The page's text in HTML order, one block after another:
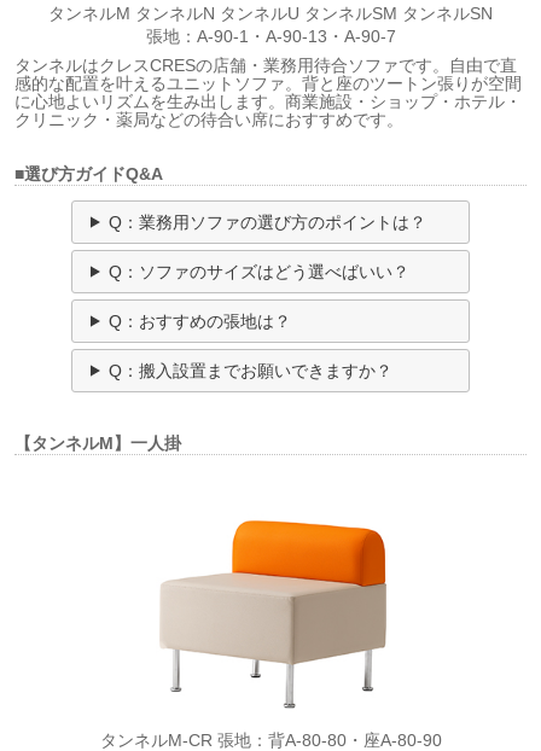
タンネルM タンネルN タンネルU タンネルSM タンネルSN
張地：A-90-1・A-90-13・A-90-7
タンネルはクレスCRESの店舗・業務用待合ソファです。自由で直
感的な配置を叶えるユニットソファ。背と座のツートン張りが空間
に心地よいリズムを生み出します。商業施設・ショップ・ホテル・
クリニック・薬局などの待合い席におすすめです。
■選び方ガイドQ&A
Q：業務用ソファの選び方のポイントは？
Q：ソファのサイズはどう選べばいい？
Q：おすすめの張地は？
Q：搬入設置までお願いできますか？
【タンネルM】一人掛
タンネルM-CR 張地：背A-80-80・座A-80-90